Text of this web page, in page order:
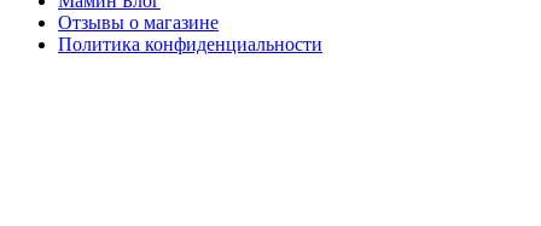
Отзывы о магазине
Политика конфиденциальности